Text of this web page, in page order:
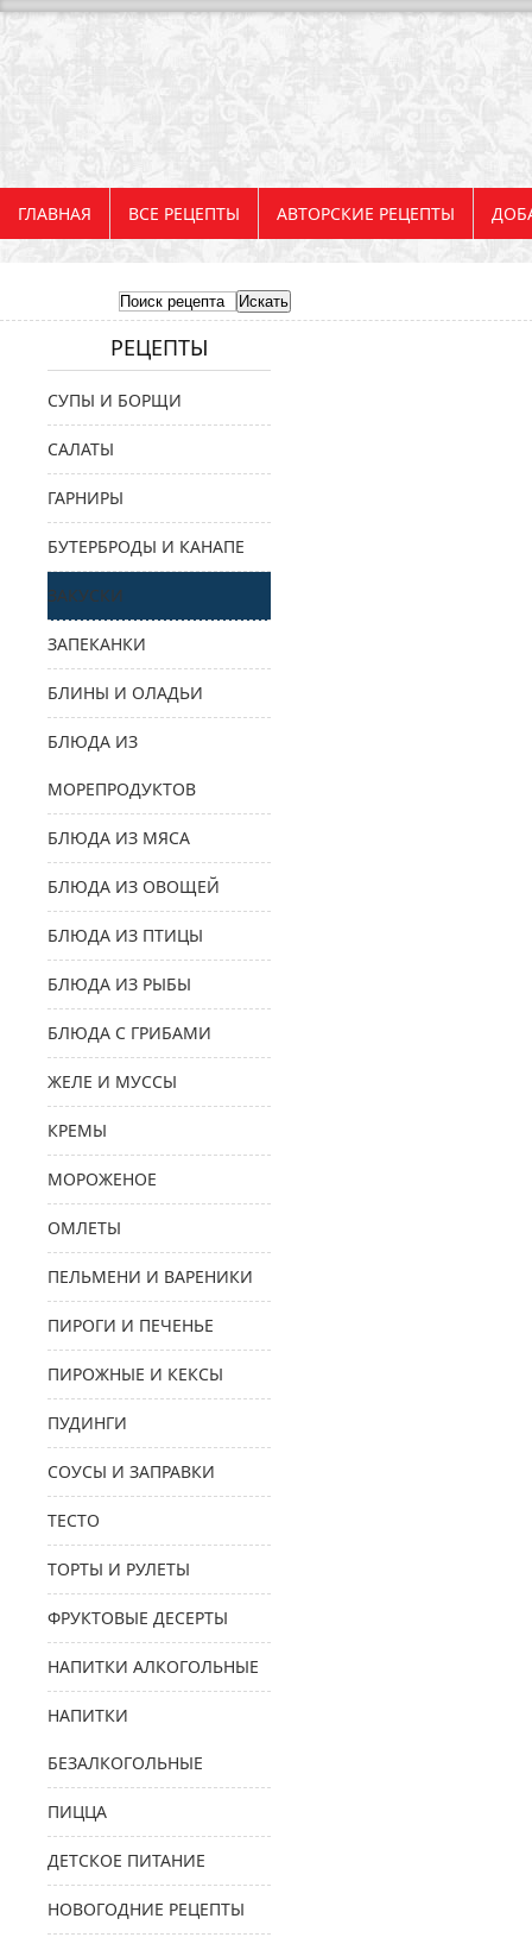
ГЛАВНАЯ ВСЕ РЕЦЕПТЫ АВТОРСКИЕ РЕЦЕПТЫ
РЕЦЕПТЫ
СУПЫ И БОРЩИ
САЛАТЫ
ГАРНИРЫ
БУТЕРБРОДЫ И КАНАПЕ
ЗАКУСКИ
ЗАПЕКАНКИ
БЛИНЫ И ОЛАДЬИ
БЛЮДА ИЗ
МОРЕПРОДУКТОВ
БЛЮДА ИЗ МЯСА
БЛЮДА ИЗ ОВОЩЕЙ
БЛЮДА ИЗ ПТИЦЫ
БЛЮДА ИЗ РЫБЫ
БЛЮДА С ГРИБАМИ
ЖЕЛЕ И МУССЫ
КРЕМЫ
МОРОЖЕНОЕ
ОМЛЕТЫ
ПЕЛЬМЕНИ И ВАРЕНИКИ
ПИРОГИ И ПЕЧЕНЬЕ
ПИРОЖНЫЕ И КЕКСЫ
ПУДИНГИ
СОУСЫ И ЗАПРАВКИ
ТЕСТО
ТОРТЫ И РУЛЕТЫ
ФРУКТОВЫЕ ДЕСЕРТЫ
НАПИТКИ АЛКОГОЛЬНЫЕ
НАПИТКИ
БЕЗАЛКОГОЛЬНЫЕ
ПИЦЦА
ДЕТСКОЕ ПИТАНИЕ
НОВОГОДНИЕ РЕЦЕПТЫ